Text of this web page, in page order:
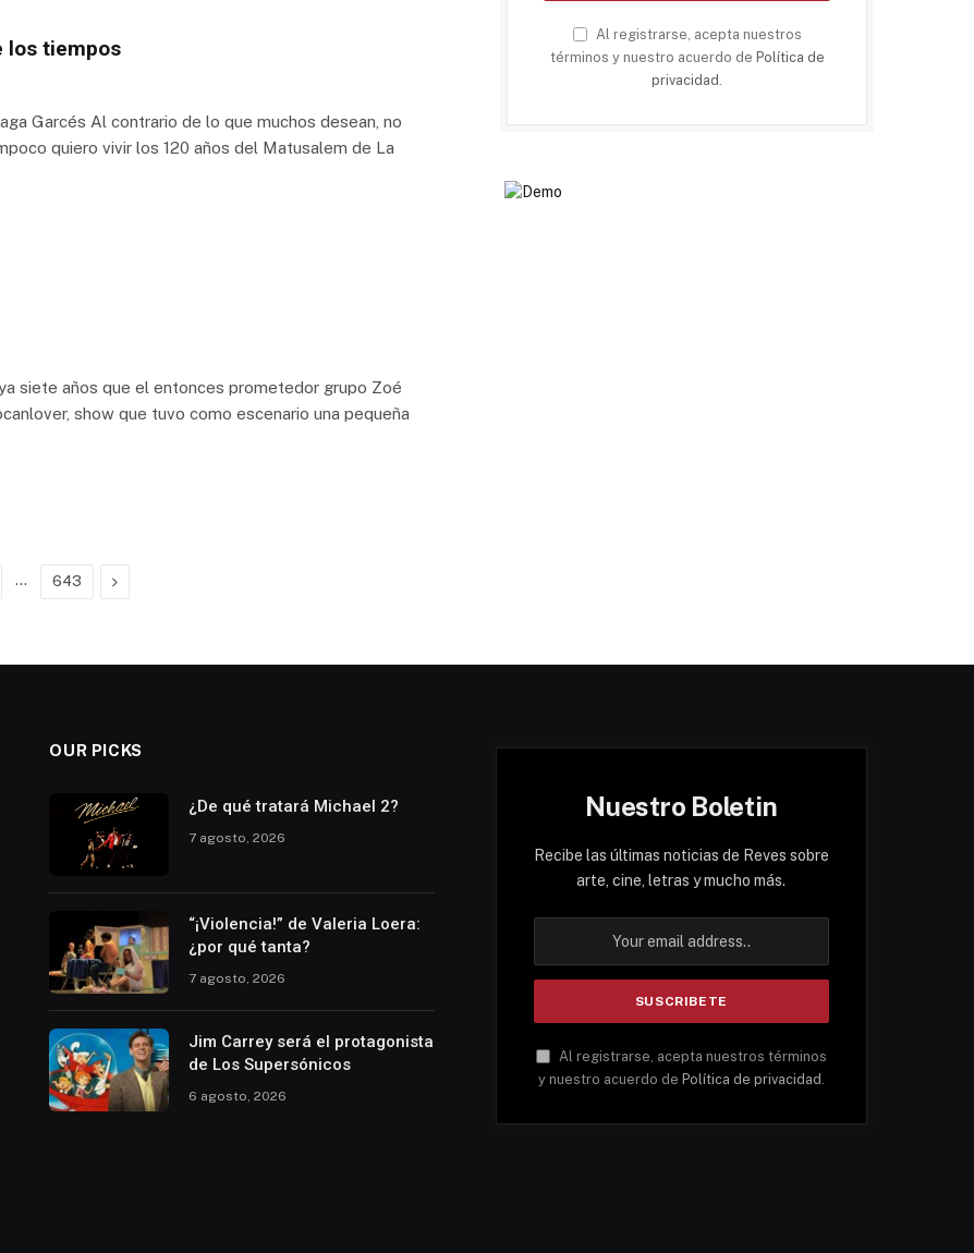
los tiempos
Garcés Al contrario de lo que muchos desean, no
quiero vivir los 120 años del Matusalem de La
siete años que el entonces prometedor grupo Zoé
show que tuvo como escenario una pequeña
… 643 Next
Al registrarse, acepta nuestros
términos y nuestro acuerdo de Política de
privacidad
OUR PICKS
¿De qué tratará Michael 2?
7 agosto, 2026
“¡Violencia!” de Valeria Loera:
¿por qué tanta?
7 agosto, 2026
Jim Carrey será el protagonista
de Los Supersónicos
6 agosto, 2026
Nuestro Boletin
Recibe las últimas noticias de Reves sobre
arte, cine, letras y mucho más.
Al registrarse, acepta nuestros términos
y nuestro acuerdo de Política de privacidad .